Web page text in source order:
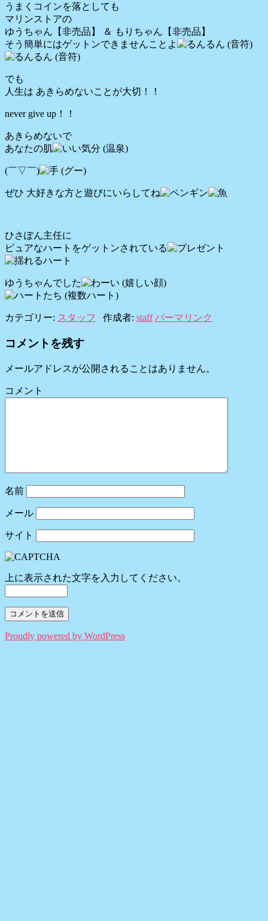
うまくコインを落としても
マリンストアの
ゆうちゃん【非売品】 ＆ もりちゃん【非売品】
そう簡単にはゲットンできませんことよ
でも
人生は あきらめないことが大切！！
never give up！！
あきらめないで
あなたの肌
(￣▽￣)
ぜひ 大好きな方と遊びにいらしてね
ひさぽん主任に
ピュアなハートをゲットンされている
ゆうちゃんでした
カテゴリー: スタッフ 作成者: staff パーマリンク
コメントを残す
メールアドレスが公開されることはありません。
コメント
名前
メール
サイト
上に表示された文字を入力してください。
Proudly powered by WordPress